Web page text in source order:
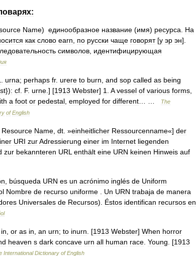
Name) единообразное название (имя) ресурса
На
как слово earn по русски чаще говорят[у эр эн].
символов идентифицирующая
urna; perhaps fr. urere to burn and sop called as being
}): cf F. urne .] [1913 Webster] 1 A vessel of various forms
a foot or pedestal employed for different
The
of English
Resource Name dt . »einheitlicher Ressourcenname«] der
URI zurAdressierung einer im Internet liegenden
zur bekannteren URL enthält eine URN keinen Hinweis auf
búsqueda URN es un acrónimo inglés de Uniform
Nombre de recurso uniforme Un URN trabaja de manera
Universales de Recursos). Éstos identifican recursos en
in or as in an urn; to inurn . [1913 Webster] When horror
heaven s dark concave urn all human race Young . [1913
International Dictionary of English